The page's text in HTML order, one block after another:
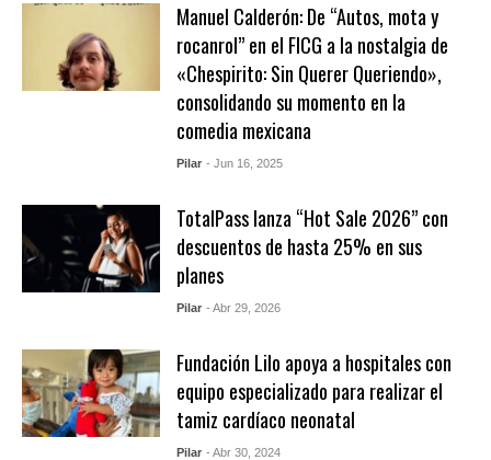
Manuel Calderón: De “Autos, mota y
rocanrol” en el FICG a la nostalgia de
«Chespirito: Sin Querer Queriendo»,
consolidando su momento en la
comedia mexicana
Pilar - Jun 16, 2025
TotalPass lanza “Hot Sale 2026” con
descuentos de hasta 25% en sus
planes
Pilar - Abr 29, 2026
Fundación Lilo apoya a hospitales con
equipo especializado para realizar el
tamiz cardíaco neonatal
Pilar - Abr 30, 2024